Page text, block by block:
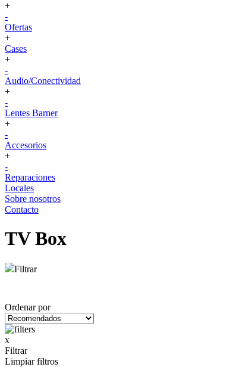
+
-
Ofertas
+
Cases
+
-
Audio/Conectividad
+
-
Lentes Barner
+
-
Accesorios
+
-
Reparaciones
Locales
Sobre nosotros
Contacto
TV Box
Filtrar
Ordenar por
x
Filtrar
Limpiar filtros